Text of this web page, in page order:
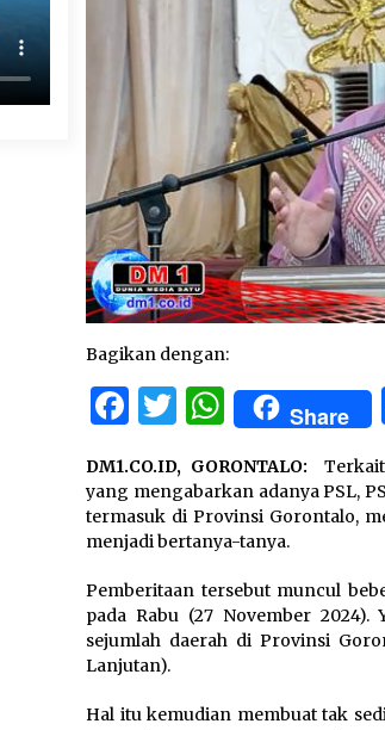
Bagikan dengan:
Facebook
TwitterShare
DM1.CO.ID, GORONTALO: Terkait
yang mengabarkan adanya PSL,
termasuk di Provinsi Gorontalo,
menjadi bertanya-tanya.
Pemberitaan tersebut muncul
pada Rabu (27 November
sejumlah daerah di Provinsi
Lanjutan).
Hal itu kemudian membuat tak